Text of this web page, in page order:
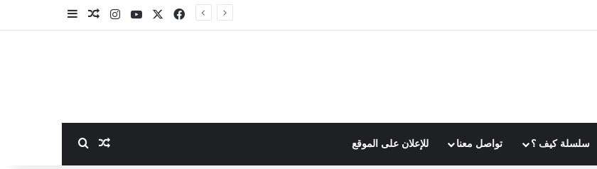
فيسبوك ‫YouTubeانستقراممقال عشوائي
سلسلة كيف ؟ تواصل معنا للإعلان على الموقع مقال عشوائي